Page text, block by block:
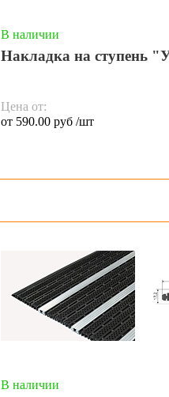
В наличии
Накладка на ступень
Цена от:
от 590.00 руб /шт
В наличии